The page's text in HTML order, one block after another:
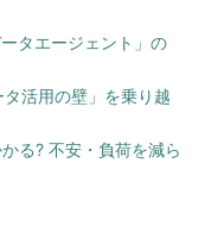
になるまでは適用さ
料金は現在に比べ、北
Tierの料金
ワーク料金よりも低い
タエージェント」の
活用の壁」を乗り越
る? 不安・負荷を減ら